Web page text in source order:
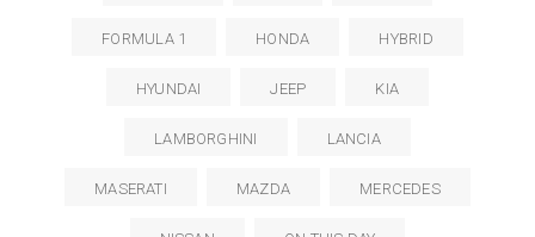
FORMULA 1 HONDA HYBRID
HYUNDAI JEEP KIA
LAMBORGHINI LANCIA
MASERATI MAZDA MERCEDES